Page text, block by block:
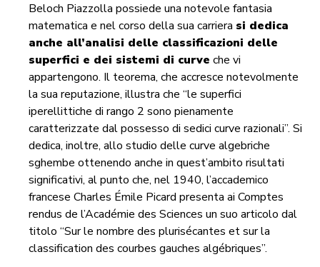
Beloch Piazzolla possiede una notevole fantasia
matematica e nel corso della sua carriera si dedica
anche all’analisi delle classificazioni delle
superfici e dei sistemi di curve che vi
appartengono. Il teorema, che accresce notevolmente
la sua reputazione, illustra che “le superfici
iperellittiche di rango 2 sono pienamente
caratterizzate dal possesso di sedici curve razionali”. Si
dedica, inoltre, allo studio delle curve algebriche
sghembe ottenendo anche in quest’ambito risultati
significativi, al punto che, nel 1940, l’accademico
francese Charles Émile Picard presenta ai Comptes
rendus de l’Académie des Sciences un suo articolo dal
titolo “Sur le nombre des plurisécantes et sur la
classification des courbes gauches algébriques”.